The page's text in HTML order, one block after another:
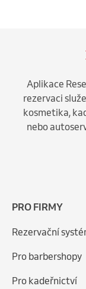
Aplikace
rezervaci
kosmetika,
nebo
PRO FIRMY
Rezervační
Pro barbershopy
Pro kadeřnictví